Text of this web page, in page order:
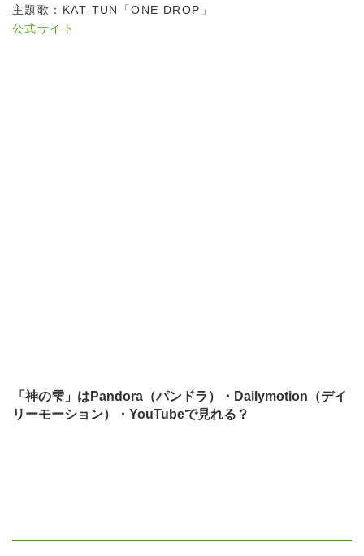
主題歌：KAT-TUN「ONE DROP」
公式サイト
「神の雫」はPandora（パンドラ）・Dailymotion（デイ
リーモーション）・YouTubeで見れる？